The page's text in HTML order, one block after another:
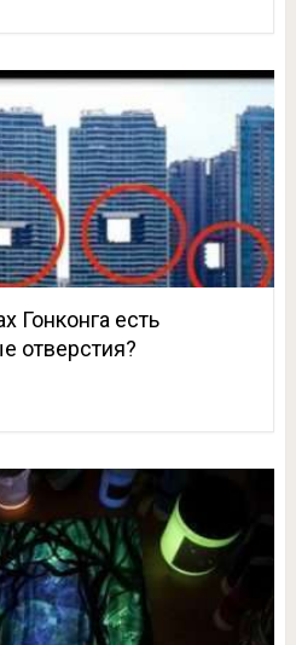
Гонконга есть
отверстия?